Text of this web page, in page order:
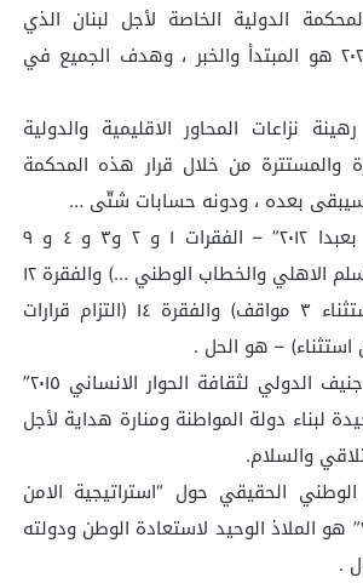
الدولية الخاصة لأجل لبنان الذي
سيصدر في ٧ آب ٢٠٢٠ هو المبتدأ والخبر ، وهدف الجميع في
نزاعات المحاور الاقليمية والدولية
والمستترة من خلال قرار هذه المحكمة
بعده ، ودونه حسابات شتّى …
– … ويبقى “اعلان بعبدا ٢٠١٢” – الفقرات ١ و ٢ و٣ و ٤ و ٩
(الوحدة الوطنية والسلم الاهلي والخطاب الوطني …) والفقرة ١٢
(الحياد الايجابي باستثناء ٣ مواقف) والفقرة ١٤ (التزام قرارات
استثناء) – هو الحل .
– … ويبقى “اعلان جنيف الدولي لثقافة الحوار الانساني ٢٠١٥”
لبناء دولة المواطنة ومنارة هداية لأجل
والسلام.
الحقيقي حول “استراتيجية الامن
القومي اللبناني ٢٠٢٠” هو الملاذ الوحيد لاستعادة الوطن ودولته
.